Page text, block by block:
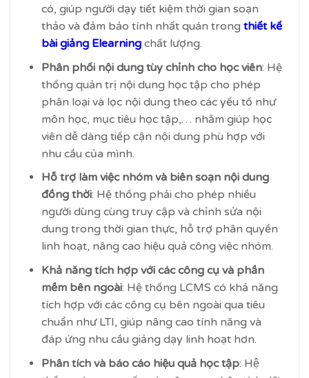
có, giúp người dạy tiết kiệm thời gian soạn
thảo và đảm bảo tính nhất quán trong thiết kế
bài giảng Elearningchất lượng.
Phân phối nội dung tùy chỉnh cho học viên: Hệ
thống quản trị nội dung học tập cho phép
phân loại và lọc nội dung theo các yếu tố như
môn học, mục tiêu học tập,… nhằm giúp học
viên dễ dàng tiếp cận nội dung phù hợp với
nhu cầu của mình.
Hỗ trợ làm việc nhóm và biên soạn nội dung
đồng thời: Hệ thống phải cho phép nhiều
người dùng cùng truy cập và chỉnh sửa nội
dung trong thời gian thực, hỗ trợ phân quyền
linh hoạt, nâng cao hiệu quả công việc nhóm.
Khả năng tích hợp với các công cụ và phần
mềm bên ngoài: Hệ thống LCMS có khả năng
tích hợp với các công cụ bên ngoài qua tiêu
chuẩn như LTI, giúp nâng cao tính năng và
đáp ứng nhu cầu giảng dạy linh hoạt hơn.
Phân tích và báo cáo hiệu quả học tập: Hệ